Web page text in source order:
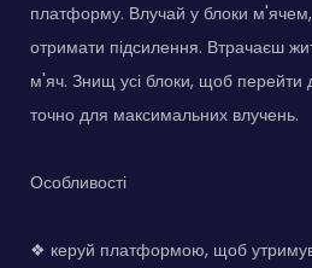
платформу. Влучай у блоки
отримати підсилення. Втрачаєш
м'яч. Знищ усі блоки, щоб перейти
точно для максимальних влучень.
Особливості
❖ керуй платформою, щоб